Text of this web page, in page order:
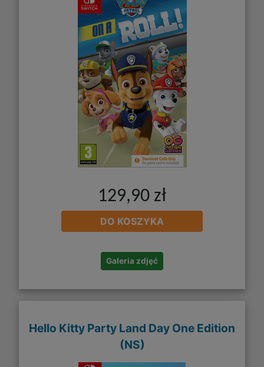
129,90 zł
DO KOSZYKA
Galeria zdjęć
Hello Kitty Party Land Day One Edition
(NS)